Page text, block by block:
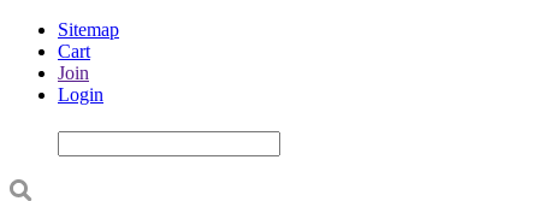
Sitemap
Cart
Join
Login